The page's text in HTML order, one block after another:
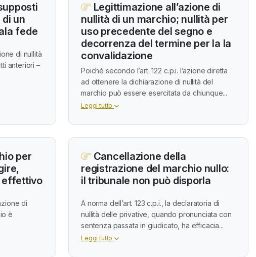
un
fede
di nullità
anteriori –
Legittimazione all’azione di
nullità di un marchio; nullità per
uso precedente del segno e
decorrenza del termine per la la
convalidazione
Poiché secondo l’art. 122 c.p.i. l’azione diretta
ad ottenere la dichiarazione di nullità del
marchio può essere esercitata da chiunque...
Leggi tutto
per
effettivo
di
è
Cancellazione della
registrazione del marchio nullo:
il tribunale non può disporla
A norma dell’art. 123 c.p.i., la declaratoria di
nullità delle privative, quando pronunciata con
sentenza passata in giudicato, ha efficacia...
Leggi tutto